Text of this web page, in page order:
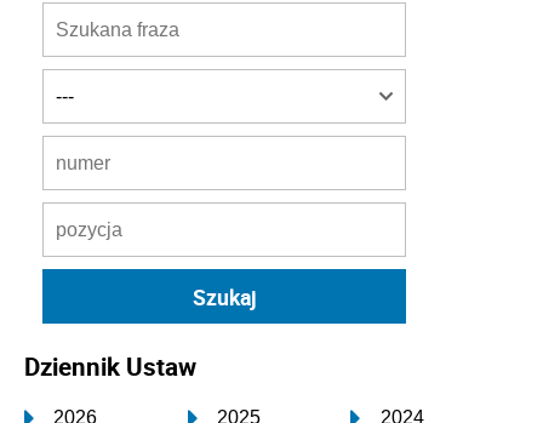
Dziennik Ustaw
2026 2025 2024